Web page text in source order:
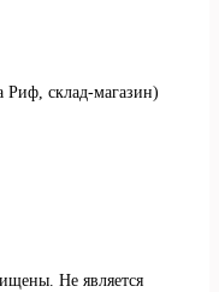
Риф, склад-магазин)
Не является